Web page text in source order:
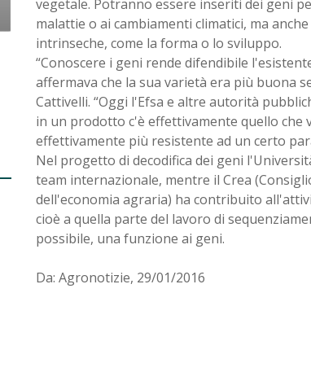
vegetale. Potranno essere inseriti dei geni
malattie o ai cambiamenti climatici, ma
intrinseche, come la forma o lo sviluppo.
“Conoscere i geni rende difendibile
affermava che la sua varietà era più buona
Cattivelli. “Oggi l'Efsa e altre autorità
in un prodotto c'è effettivamente quello che
effettivamente più resistente ad un certo
Nel progetto di decodifica dei geni
team internazionale, mentre il Crea
dell'economia agraria) ha contribuito
cioè a quella parte del lavoro di
possibile, una funzione ai geni.
Da: Agronotizie, 29/01/2016